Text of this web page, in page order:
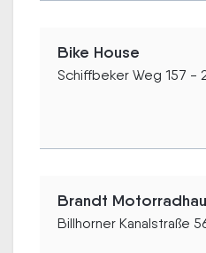
Bike House
Schiffbeker Weg 157 -
Brandt
Billhorner Kanalstraße